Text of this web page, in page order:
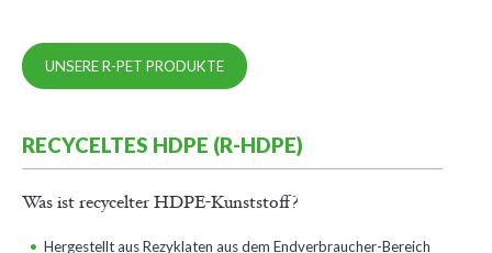
UNSERE R-PET PRODUKTE
RECYCELTES HDPE (R-HDPE)
Was ist recycelter HDPE-Kunststoff?
Hergestellt aus Rezyklaten aus dem Endverbraucher-Bereich